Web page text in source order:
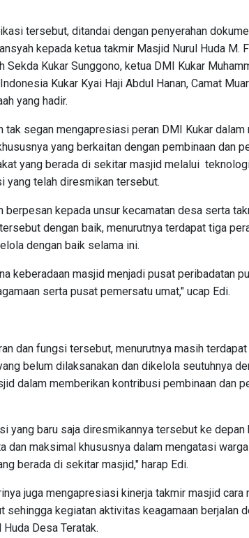
tersebut, ditandai dengan penyerahan
kepada ketua takmir Masjid Nurul Huda M.
Sekda Kukar Sunggono, ketua DMI Kukar
Kukar Kyai Haji Abdul Hanan, Camat
yang hadir.
tak segan mengapresiasi peran DMI Kukar dalam
yang berkaitan dengan pembinaan dan
yang berada di sekitar masjid melalui
yang telah diresmikan tersebut.
berpesan kepada unsur kecamatan desa serta
dengan baik, menurutnya terdapat tiga
dengan baik selama ini.
keberadaan masjid menjadi pusat peribadatan
serta pusat pemersatu umat," ucap Edi.
dan fungsi tersebut, menurutnya masih
belum dilaksanakan dan dikelola seutuhnya
dalam memberikan kontribusi pembinaan dan
yang baru saja diresmikannya tersebut ke depan
dan maksimal khususnya dalam mengatasi
berada di sekitar masjid," harap Edi.
juga mengapresiasi kinerja takmir masjid cara
sehingga kegiatan aktivitas keagamaan berjalan
Desa Teratak.